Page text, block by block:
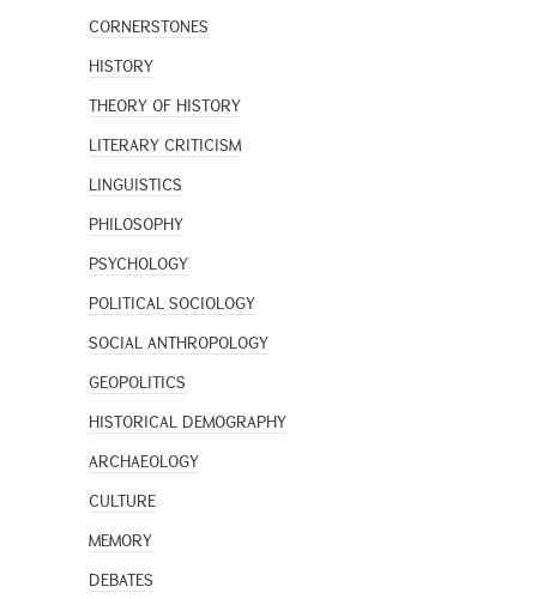
CORNERSTONES
HISTORY
THEORY OF HISTORY
LITERARY CRITICISM
LINGUISTICS
PHILOSOPHY
PSYCHOLOGY
POLITICAL SOCIOLOGY
SOCIAL ANTHROPOLOGY
GEOPOLITICS
HISTORICAL DEMOGRAPHY
ARCHAEOLOGY
CULTURE
MEMORY
DEBATES